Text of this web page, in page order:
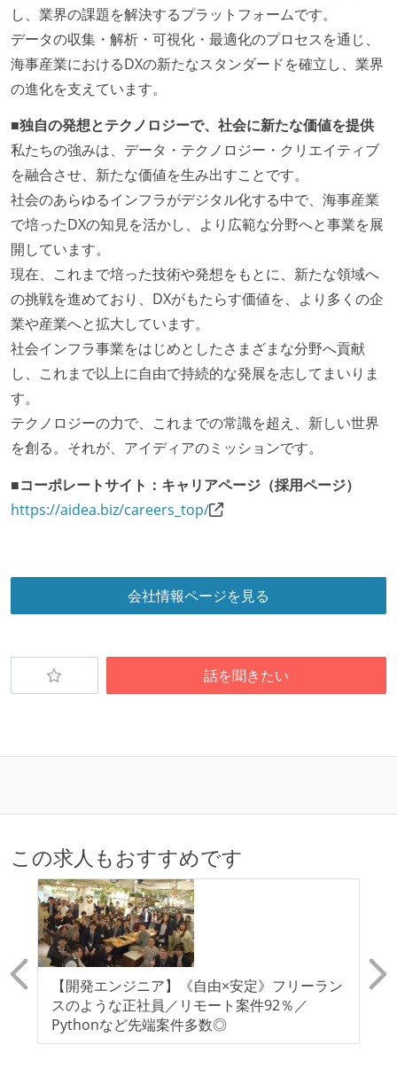
し、業界の課題を解決するプラットフォームです。
データの収集・解析・可視化・最適化のプロセスを通じ、
海事産業におけるDXの新たなスタンダードを確立し、業界
の進化を支えています。
■独自の発想とテクノロジーで、社会に新たな価値を提供
私たちの強みは、データ・テクノロジー・クリエイティブ
を融合させ、新たな価値を生み出すことです。
社会のあらゆるインフラがデジタル化する中で、海事産業
で培ったDXの知見を活かし、より広範な分野へと事業を展
開しています。
現在、これまで培った技術や発想をもとに、新たな領域へ
の挑戦を進めており、DXがもたらす価値を、より多くの企
業や産業へと拡大しています。
社会インフラ事業をはじめとしたさまざまな分野へ貢献
し、これまで以上に自由で持続的な発展を志してまいりま
す。
テクノロジーの力で、これまでの常識を超え、新しい世界
を創る。それが、アイディアのミッションです。
■コーポレートサイト：キャリアページ（採用ページ）
https://aidea.biz/careers_top/
会社情報ページを見る
話を聞きたい
この求人もおすすめです
【開発エンジニア】《自由×安定》フリーラン
スのような正社員／リモート案件92％／
Pythonなど先端案件多数◎